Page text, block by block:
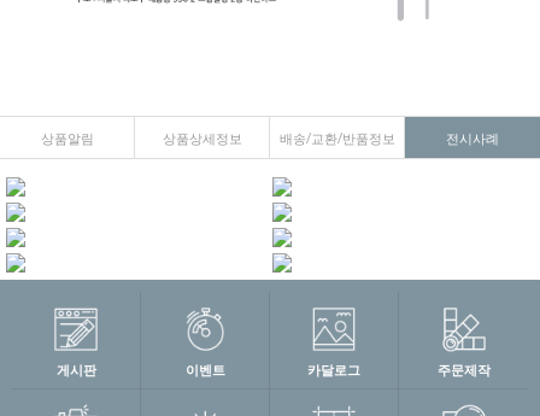
상품알림 상품상세정보 배송/교환/반품정보 전시사례
게시판 이벤트 카달로그 주문제작